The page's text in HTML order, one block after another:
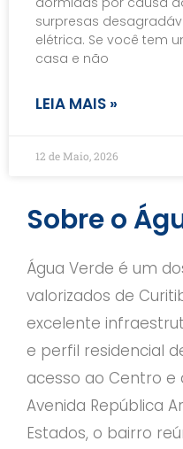
surpresas
elétrica. Se você tem
casa e não
LEIA MAIS »
12 de Maio, 2026
Sobre o
Água Verde é um
valorizados de
excelente
e perfil residencial
acesso ao Centro
Avenida República
Estados, o bairro